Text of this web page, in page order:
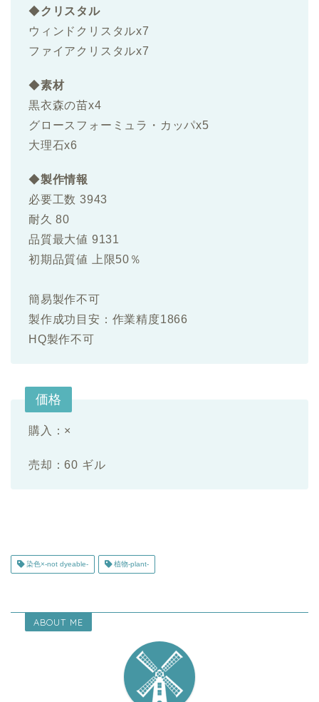
◆クリスタル
ウィンドクリスタルx7
ファイアクリスタルx7
◆素材
黒衣森の苗x4
グロースフォーミュラ・カッパx5
大理石x6
◆製作情報
必要工数 3943
耐久 80
品質最大値 9131
初期品質値 上限50％
簡易製作不可
製作成功目安：作業精度1866
HQ製作不可
価格
購入：×
売却：60 ギル
染色×-not dyeable- 植物-plant-
ABOUT ME